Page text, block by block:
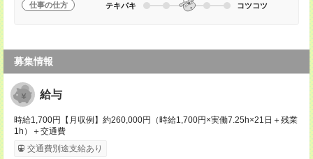
仕事の仕方 テキパキ コツコツ
募集情報
給与
時給1,700円【月収例】約260,000円（時給1,700円×実働7.25h×21日＋残業
1h）＋交通費
交通費別途支給あり